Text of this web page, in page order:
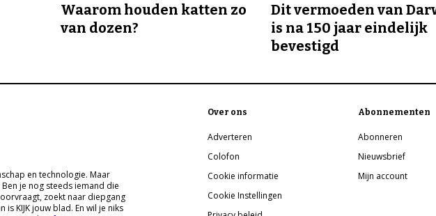
Waarom houden katten zo
van dozen?
Dit vermoeden van
is na 150 jaar eindelijk
bevestigd
en technologie. Maar
je nog steeds iemand die
zoekt naar diepgang
KIJK jouw blad. En wil je niks
Over ons
Adverteren
Colofon
Cookie informatie
Cookie Instellingen
Abonnementen
Abonneren
Nieuwsbrief
Mijn account